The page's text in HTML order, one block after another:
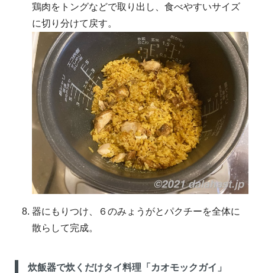
鶏肉をトングなどで取り出し、食べやすいサイズ
に切り分けて戻す。
器にもりつけ、６のみょうがとパクチーを全体に
散らして完成。
炊飯器で炊くだけタイ料理「カオモックガイ」